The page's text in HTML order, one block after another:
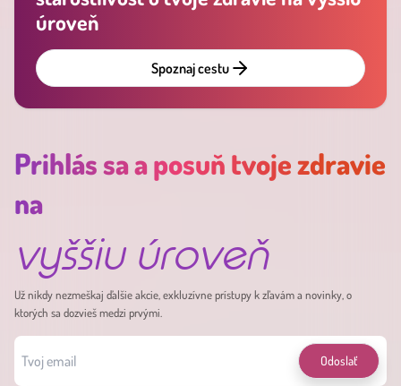
úroveň
Spoznaj cestu
Prihlás sa a posuň tvoje zdravie
na
vyššiu úroveň
Už nikdy nezmeškaj ďalšie akcie, exkluzívne prístupy k zľavám a novinky, o
ktorých sa dozvieš medzi prvými.
Odoslať